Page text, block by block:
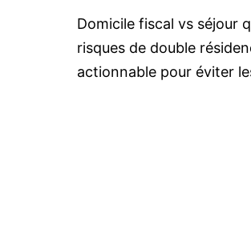
Domicile fiscal vs séjour
risques de double
actionnable pour éviter